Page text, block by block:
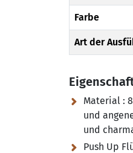
Farbe
Art der
Material :
und
und
Push Up